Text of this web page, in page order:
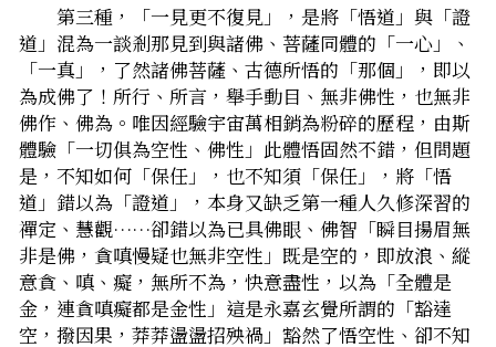
第三種，「一見更不復見」，是將「悟道」與「證
道」混為一談――剎那見到與諸佛、菩薩同體的「一心」、
「一真」，了然諸佛菩薩、古德所悟的「那個」，即以
為成佛了！所行、所言，舉手動目、無非佛性，也無非
佛作、佛為。唯因經驗宇宙萬相銷為粉碎的歷程，由斯
體驗「一切俱為空性、佛性」――此體悟固然不錯，但問題
是，不知如何「保任」，也不知須「保任」，將「悟
道」錯以為「證道」，本身又缺乏第一種人久修深習的
禪定、慧觀……卻錯以為已具佛眼、佛智「瞬目揚眉無
非是佛，貪嗔慢疑也無非空性」――既是空的，即放浪、縱
意貪、嗔、癡，無所不為，快意盡性，以為「全體是
金，連貪嗔癡都是金性」――這是永嘉玄覺所謂的「豁達
空，撥因果，莽莽盪盪招殃禍」――豁然了悟空性、卻不知